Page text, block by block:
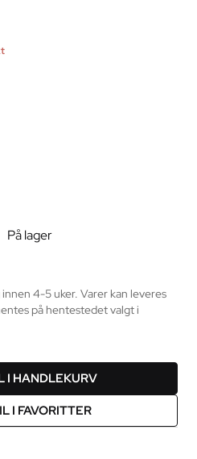
På lager
4-5 uker. Varer kan leveres
på hentestedet valgt i
I HANDLEKURV
I FAVORITTER